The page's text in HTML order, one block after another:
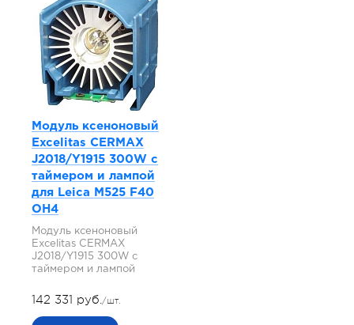
Модуль ксеноновый
Excelitas CERMAX
J2018/Y1915 300W с
таймером и лампой
для Leica M525 F40
OH4
Модуль ксеноновый
Excelitas CERMAX
J2018/Y1915 300W с
таймером и лампой
142 331 руб./шт.